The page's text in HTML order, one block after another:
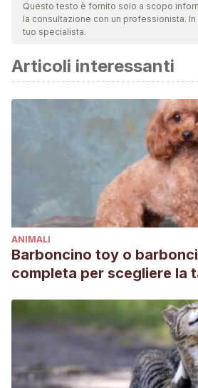
Questo testo è fornito solo a scopo
la consultazione con un professionista.
tuo specialista.
Articoli interessanti
ANIMALI
Barboncino toy o
completa per scegliere la